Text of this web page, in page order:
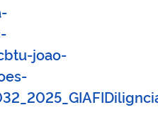
joao-